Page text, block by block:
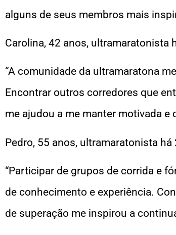
alguns de seus membros mais
Carolina, 42 anos, ultramaratonista
“A comunidade da ultramaratona
Encontrar outros corredores que
me ajudou a me manter motivada
Pedro, 55 anos, ultramaratonista há
“Participar de grupos de corrida e
de conhecimento e experiência.
de superação me inspirou a